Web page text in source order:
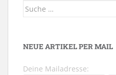
Suche
NEUE ARTIKEL PER MAIL
Deine Mailadresse: